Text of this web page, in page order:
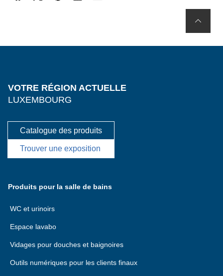
VOTRE RÉGION ACTUELLE
LUXEMBOURG
Catalogue des produits
Trouver une exposition
Produits pour la salle de bains
WC et urinoirs
Espace lavabo
Vidages pour douches et baignoires
Outils numériques pour les clients finaux